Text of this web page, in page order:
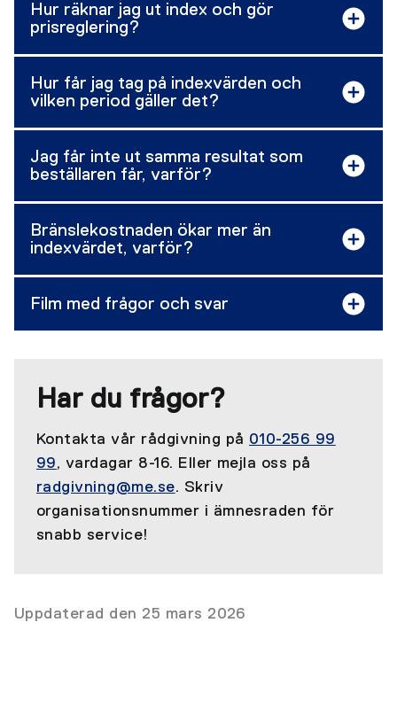
Hur räknar jag ut index och gör
prisreglering?
Hur får jag tag på indexvärden och
vilken period gäller det?
Jag får inte ut samma resultat som
beställaren får, varför?
Bränslekostnaden ökar mer än
indexvärdet, varför?
Film med frågor och svar
Har du frågor?
Kontakta vår rådgivning på 010-256 99
99, vardagar 8-16. Eller mejla oss på
radgivning@me.se. Skriv
organisationsnummer i ämnesraden för
snabb service!
Uppdaterad den 25 mars 2026